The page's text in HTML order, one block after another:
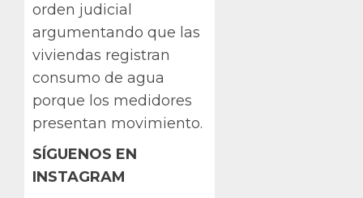
orden judicial
argumentando que las
viviendas registran
consumo de agua
porque los medidores
presentan movimiento.
SÍGUENOS EN
INSTAGRAM